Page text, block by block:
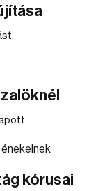
kórusai